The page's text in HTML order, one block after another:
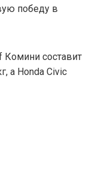
победу в
Комини составит
а Honda Civic